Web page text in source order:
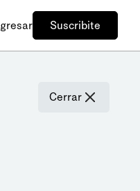
Suscribite
Cerrar